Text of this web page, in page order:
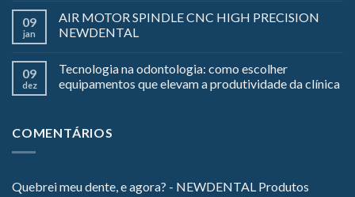
09
jan
AIR MOTOR SPINDLE CNC HIGH PRECISION
NEWDENTAL
09
dez
Tecnologia na odontologia: como escolher
equipamentos que elevam a produtividade da clínica
COMENTÁRIOS
Quebrei meu dente, e agora? - NEWDENTAL Produtos